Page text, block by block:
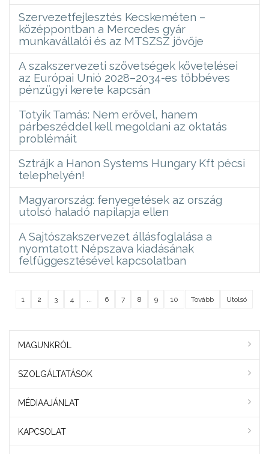
Szervezetfejlesztés Kecskeméten –
középpontban a Mercedes gyár
munkavállalói és az MTSZSZ jövője
A szakszervezeti szövetségek követelései
az Európai Unió 2028–2034-es többéves
pénzügyi kerete kapcsán
Totyik Tamás: Nem erővel, hanem
párbeszéddel kell megoldani az oktatás
problémáit
Sztrájk a Hanon Systems Hungary Kft pécsi
telephelyén!
Magyarország: fenyegetések az ország
utolsó haladó napilapja ellen
A Sajtószakszervezet állásfoglalása a
nyomtatott Népszava kiadásának
felfüggesztésével kapcsolatban
1 2 3 4 ... 6 7 8 9 10 Tovább Utolsó
MAGUNKRÓL
SZOLGÁLTATÁSOK
MÉDIAAJÁNLAT
KAPCSOLAT